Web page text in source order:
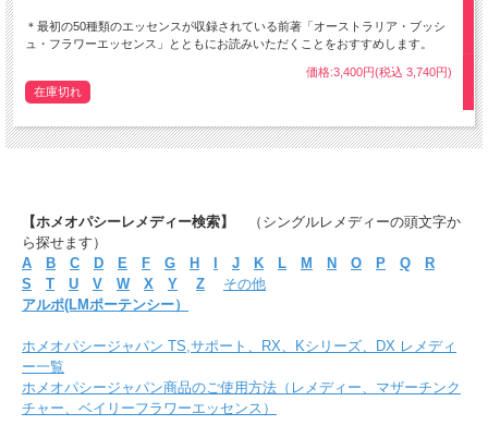
＊最初の50種類のエッセンスが収録されている前著「オーストラリア・ブッシ
ュ・フラワーエッセンス」とともにお読みいただくことをおすすめします。
価格:3,400円(税込 3,740円)
在庫切れ
【ホメオパシーレメディー検索】
（シングルレメディーの頭文字か
ら探せます）
A
B C D E F G H J K L M N O P Q
R
S
T U V W X Y Z
その他
アルポ(LMポーテンシー）
ホメオパシージャパン TS,サポート、RX、Kシリーズ、DX レメディ
ー一覧
ホメオパシージャパン商品のご使用方法（レメディー、マザーチンク
チャー、ベイリーフラワーエッセンス）